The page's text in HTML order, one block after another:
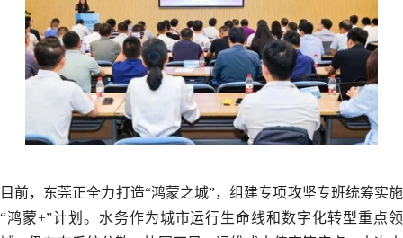
目前，东莞正全力打造“鸿蒙之城”，组建专项攻坚专班统筹实施
“鸿蒙+”计划。水务作为城市运行生命线和数字化转型重点领